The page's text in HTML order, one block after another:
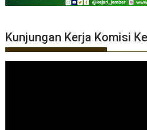
Kunjungan Kerja Komisi